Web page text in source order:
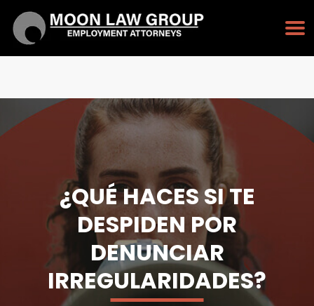
PULSE PARA LLAMAR
213-232-3128
¿QUÉ HACES SI TE
DESPIDEN POR
DENUNCIAR
IRREGULARIDADES?